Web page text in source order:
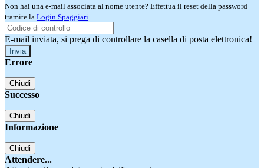
Non hai una e-mail associata al nome utente? Effettua il reset della password
tramite la Login Spaggiari
E-mail inviata, si prega di controllare la casella di posta elettronica!
Errore
Chiudi
Successo
Chiudi
Informazione
Chiudi
Attendere...